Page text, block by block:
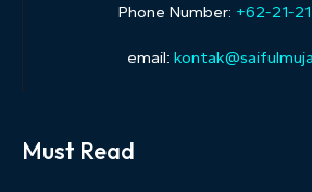
Phone Number: +62-21-
email:
Must Read